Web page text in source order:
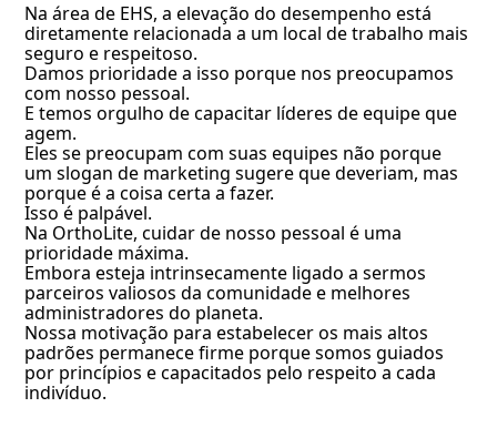
Na área de EHS, a elevação do desempenho está
diretamente relacionada a um local de trabalho mais
seguro e respeitoso.
Damos prioridade a isso porque nos preocupamos
com nosso pessoal.
E temos orgulho de capacitar líderes de equipe que
agem.
Eles se preocupam com suas equipes não porque
um slogan de marketing sugere que deveriam, mas
porque é a coisa certa a fazer.
Isso é palpável.
Na OrthoLite, cuidar de nosso pessoal é uma
prioridade máxima.
Embora esteja intrinsecamente ligado a sermos
parceiros valiosos da comunidade e melhores
administradores do planeta.
Nossa motivação para estabelecer os mais altos
padrões permanece firme porque somos guiados
por princípios e capacitados pelo respeito a cada
indivíduo.